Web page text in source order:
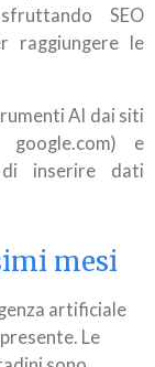
SEO
raggiungere le
AI dai siti
google.com) e
inserire dati
mesi
artificiale
Le